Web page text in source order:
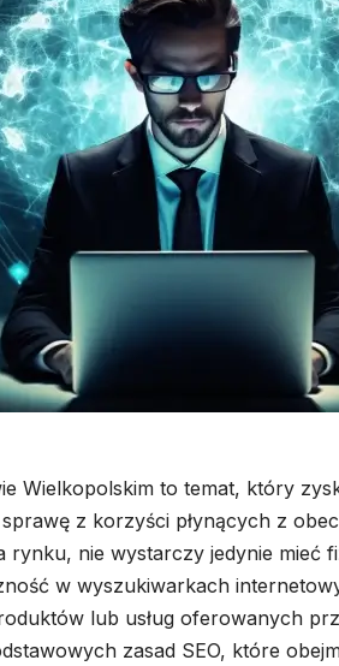
Wielkopolskim to temat, który
z korzyści płynących z
nie wystarczy jedynie mieć
w wyszukiwarkach
lub usług oferowanych
zasad SEO, które